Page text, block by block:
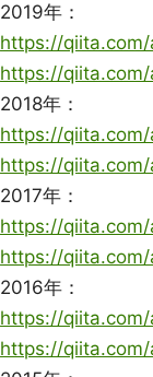
2019年：
https://
https://
2018年：
https://
https://
2017年：
https://
https://
2016年：
https://
https://